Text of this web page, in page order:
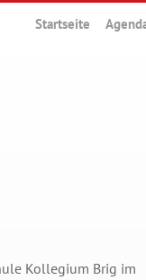
Startseite
Kollegium Brig im